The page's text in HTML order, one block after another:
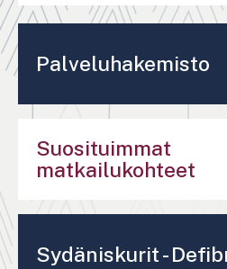
Palveluhakemisto
Suosituimmat
matkailukohteet
Sydäniskurit -